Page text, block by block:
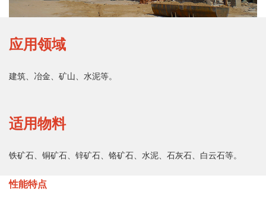
应用领域
建筑、冶金、矿山、水泥等。
适用物料
铁矿石、铜矿石、锌矿石、铬矿石、水泥、石灰石、白云石等。
性能特点